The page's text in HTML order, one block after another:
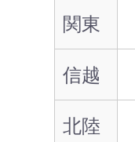
関東
信越
北陸